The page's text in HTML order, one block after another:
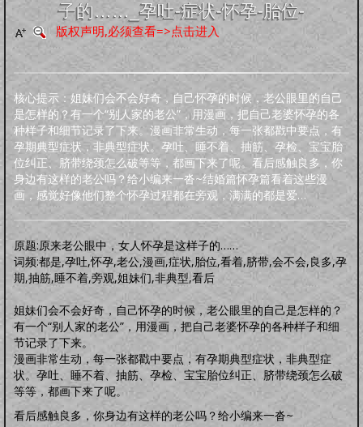
企业用户 道学五术 人生五术 社会科技 学术研究 宗教融合
道学经
典
四库全
书
苑
养生撷
粹
道家文
化
哲学宗
教
古典散
文
词
古典小
说
外国文
学
新约 旧
约
可兰经
约
学
佛教经
文
人生指数
人生指数 社会指数 职业指数 道德指数 基元指数 康寿指数
先天指数
上古咒语
明品生活
调养保健 鸡汤杂谈 风水家居 中正汉服 文化活动 海宇天堂
五力三要
虚拟人生
虚拟父母
人生五术
技能职场 婚恋家庭 人际社交 思维道德
道学五术
道学卜算术 道学命理术 道学仙山术 道学相术
道学医术
中药常识 中药方剂 药膳食谱 偏方秘方 药酒秘方 经络穴位
道医药浴
道医药茶
人间万象
综合动态 书画播报 文化活动
往事旧闻
动态公告
婴童架构
子的……_孕吐-症状-怀孕-胎位-
版权声明,必须查看=>点击进入
核心提示：姐妹们会不会好奇，自己怀孕的时候，老公眼里的自己
是怎样的？有一个“别人家的老公”，用漫画，把自己老婆怀孕的各
种样子和细节记录了下来。漫画非常生动，每一张都戳中要点，有
孕期典型症状，非典型症状。孕吐、睡不着、抽筋、孕检、宝宝胎
位纠正、脐带绕颈怎么破等等，都画下来了呢。看后感触良多，你
身边有这样的老公吗？给小编来一沓~结婚篇怀孕篇看着这些漫
画，感觉好像他们整个怀孕过程都在旁观，满满的都是爱…
原题:原来老公眼中，女人怀孕是这样子的……
词频:都是,孕吐,怀孕,老公,漫画,症状,胎位,看着,脐带,会不会,良多,孕
期,抽筋,睡不着,旁观,姐妹们,非典型,看后
姐妹们会不会好奇，自己怀孕的时候，老公眼里的自己是怎样的？
有一个“别人家的老公”，用漫画，把自己老婆怀孕的各种样子和细
节记录了下来。
漫画非常生动，每一张都戳中要点，有孕期典型症状，非典型症
状。孕吐、睡不着、抽筋、孕检、宝宝胎位纠正、脐带绕颈怎么破
等等，都画下来了呢。
看后感触良多，你身边有这样的老公吗？给小编来一沓~